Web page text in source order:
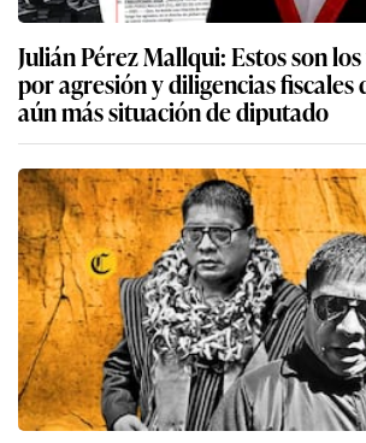
Julián Pérez Mallqui: Estos son
por agresión y diligencias fiscales
aún más situación de diputado